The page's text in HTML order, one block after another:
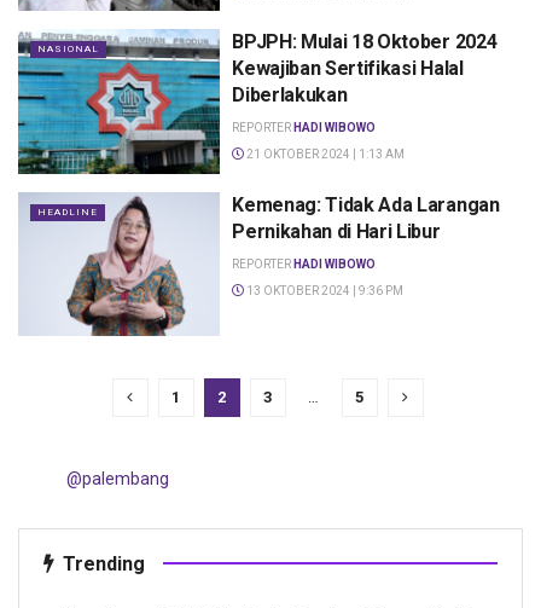
NASIONAL
BPJPH: Mulai 18 Oktober 2024
Kewajiban Sertifikasi Halal
Diberlakukan
REPORTER HADI WIBOWO
21 OKTOBER 2024 | 1:13 AM
HEADLINE
Kemenag: Tidak Ada Larangan
Pernikahan di Hari Libur
REPORTER HADI WIBOWO
13 OKTOBER 2024 | 9:36 PM
1 2 3 … 5
@palembang
Trending